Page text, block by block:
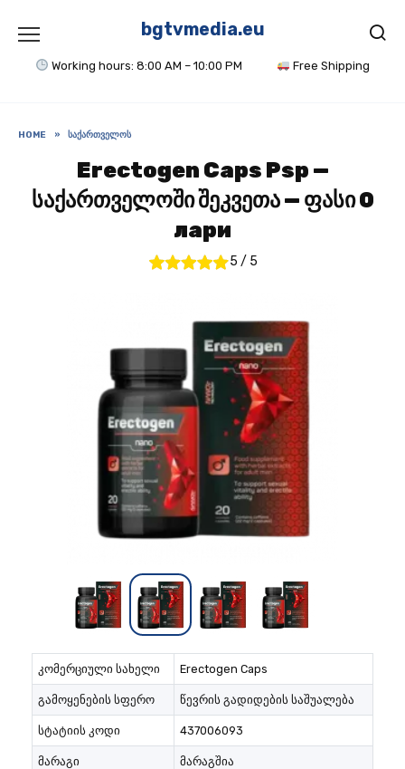
content
bgtvmedia.eu
Working hours: 8:00 AM – 10:00 PM Free Shipping
HOME » ᲡᲐᲥᲐᲠᲗᲕᲔᲚᲝᲡ
Erectogen Caps Psp —
საქართველოში შეკვეთა — ფასი 0
лари
5 / 5
კომერციული სახელი Erectogen Caps
გამოყენების სფერო წევრის გადიდების საშუალება
სტატიის კოდი 437006093
მარაგი მარაგშია